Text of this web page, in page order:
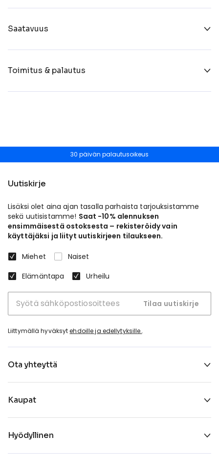
Saatavuus
Toimitus & palautus
30 päivän palautusoikeus
Uutiskirje
Lisäksi olet aina ajan tasalla parhaista tarjouksistamme
sekä uutisistamme! Saat -10% alennuksen
ensimmäisestä ostoksesta – rekisteröidy vain
käyttäjäksi ja liityt uutiskirjeen tilaukseen.
Miehet
Naiset
Elämäntapa
Urheilu
Tilaa uutiskirje
Liittymällä hyväksytehdoille ja edellytyksille..
Ota yhteyttä
Kaupat
Hyödyllinen